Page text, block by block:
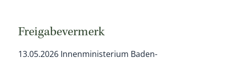
Freigabevermerk
13.05.2026 Innenministerium Baden-